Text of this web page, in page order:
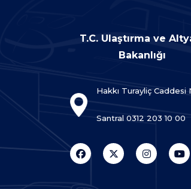
T.C. Ulaştırma ve
Bakanlığı
Hakkı Turayliç
Santral 0312 203 10 00